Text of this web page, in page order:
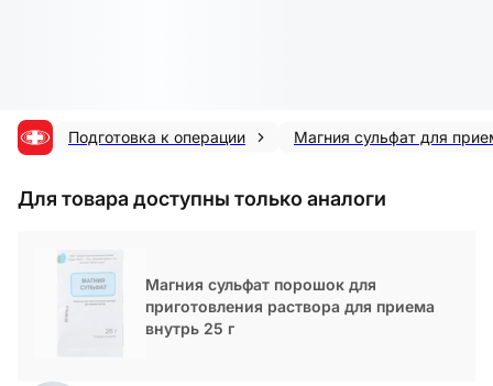
Подготовка к операции Магния сульфат для
Для товара доступны только аналоги
Магния сульфат порошок для
приготовления раствора для приема
внутрь 25 г